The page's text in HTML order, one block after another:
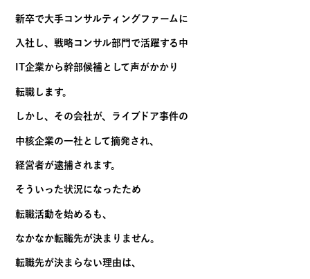
新卒で大手コンサルティングファームに
入社し、戦略コンサル部門で活躍する中
IT企業から幹部候補として声がかかり
転職します。
しかし、その会社が、ライブドア事件の
中核企業の一社として摘発され、
経営者が逮捕されます。
そういった状況になったため
転職活動を始めるも、
なかなか転職先が決まりません。
転職先が決まらない理由は、